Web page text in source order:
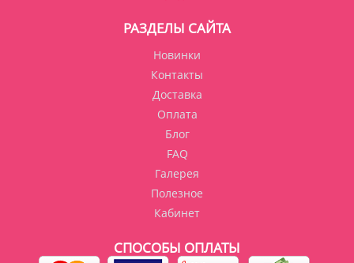
РАЗДЕЛЫ САЙТА
Новинки
Контакты
Доставка
Оплата
Блог
FAQ
Галерея
Полезное
Кабинет
СПОСОБЫ ОПЛАТЫ